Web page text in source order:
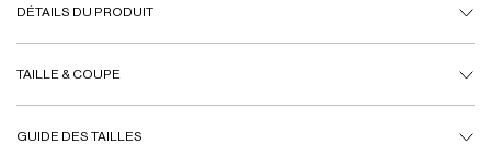
DÉTAILS DU PRODUIT
TAILLE & COUPE
GUIDE DES TAILLES